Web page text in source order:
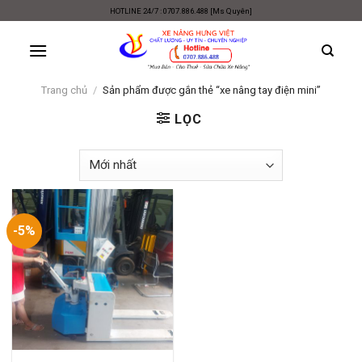
content
HOTLINE 24/7 : 0707.886.488 [Ms Quyên]
Trang chủ / Sản phẩm được gắn thẻ “xe nâng tay điện mini”
LỌC
-5%